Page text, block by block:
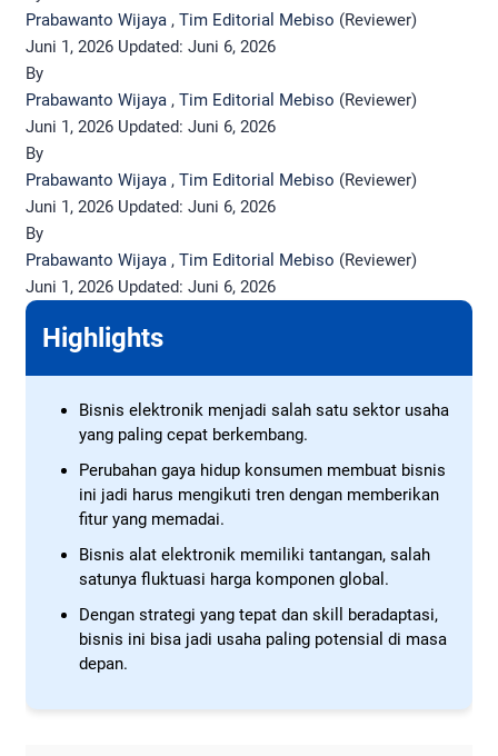
Prabawanto Wijaya , Tim Editorial Mebiso (Reviewer)
Juni 1, 2026 Updated: Juni 6, 2026
By
Prabawanto Wijaya , Tim Editorial Mebiso (Reviewer)
Juni 1, 2026 Updated: Juni 6, 2026
By
Prabawanto Wijaya , Tim Editorial Mebiso (Reviewer)
Juni 1, 2026 Updated: Juni 6, 2026
By
Prabawanto Wijaya , Tim Editorial Mebiso (Reviewer)
Juni 1, 2026 Updated: Juni 6, 2026
Highlights
Bisnis elektronik menjadi salah satu sektor usaha
yang paling cepat berkembang.
Perubahan gaya hidup konsumen membuat bisnis
ini jadi harus mengikuti tren dengan memberikan
fitur yang memadai.
Bisnis alat elektronik memiliki tantangan, salah
satunya fluktuasi harga komponen global.
Dengan strategi yang tepat dan skill beradaptasi,
bisnis ini bisa jadi usaha paling potensial di masa
depan.